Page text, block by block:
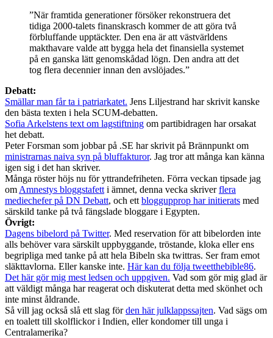
”När framtida generationer försöker rekonstruera det
tidiga 2000-talets finanskrasch kommer de att göra två
förbluffande upptäckter. Den ena är att västvärldens
makthavare valde att bygga hela det finansiella systemet
på en ganska lätt genomskådad lögn. Den andra att det
tog flera decennier innan den avslöjades.”
Debatt:
Smällar man får ta i patriarkatet. Jens Liljestrand har skrivit kanske
den bästa texten i hela SCUM-debatten.
Sofia Arkelstens text om lagstiftning om partibidragen har orsakat
het debatt.
Peter Forsman som jobbar på .SE har skrivit på Brännpunkt om
ministrarnas naiva syn på bluffakturor. Jag tror att många kan känna
igen sig i det han skriver.
Många röster höjs nu för yttrandefriheten. Förra veckan tipsade jag
om Amnestys bloggstafett i ämnet, denna vecka skriverflera
mediechefer på DN Debatt, och ett bloggupprop har initierats med
särskild tanke på två fängslade bloggare i Egypten.
Övrigt:
Dagens bibelord på Twitter. Med reservation för att bibelorden inte
alls behöver vara särskilt uppbyggande, tröstande, kloka eller ens
begripliga med tanke på att hela Bibeln ska twittras. Ser fram emot
släkttavlorna. Eller kanske inte. Här kan du följa tweetthebible86.
Det här gör mig mest ledsen och uppgiven. Vad som gör mig glad är
att väldigt många har reagerat och diskuterat detta med skönhet och
inte minst åldrande.
Så vill jag också slå ett slag förden här julklappssajten. Vad sägs om
en toalett till skolflickor i Indien, eller kondomer till unga i
Centralamerika?